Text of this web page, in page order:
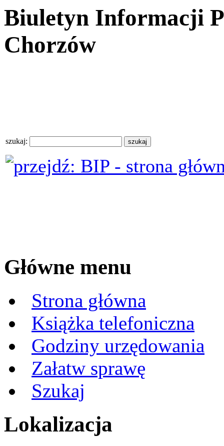
Biuletyn Informacji
Chorzów
szukaj:
Główne menu
Strona główna
Książka telefoniczna
Godziny urzędowania
Załatw sprawę
Szukaj
Lokalizacja